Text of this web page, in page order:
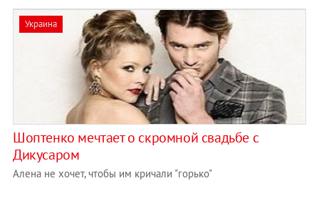
Украина
Шоптенко мечтает о скромной свадьбе с
Дикусаром
Алена не хочет, чтобы им кричали "горько"